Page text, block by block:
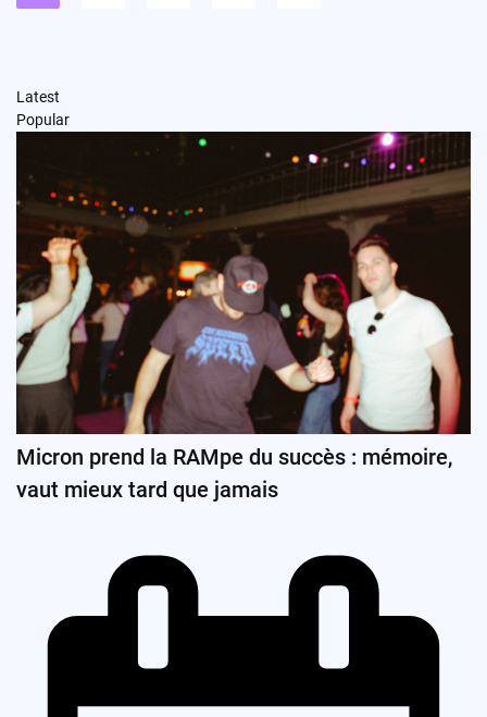
Latest
Popular
Micron prend la RAMpe du succès : mémoire,
vaut mieux tard que jamais